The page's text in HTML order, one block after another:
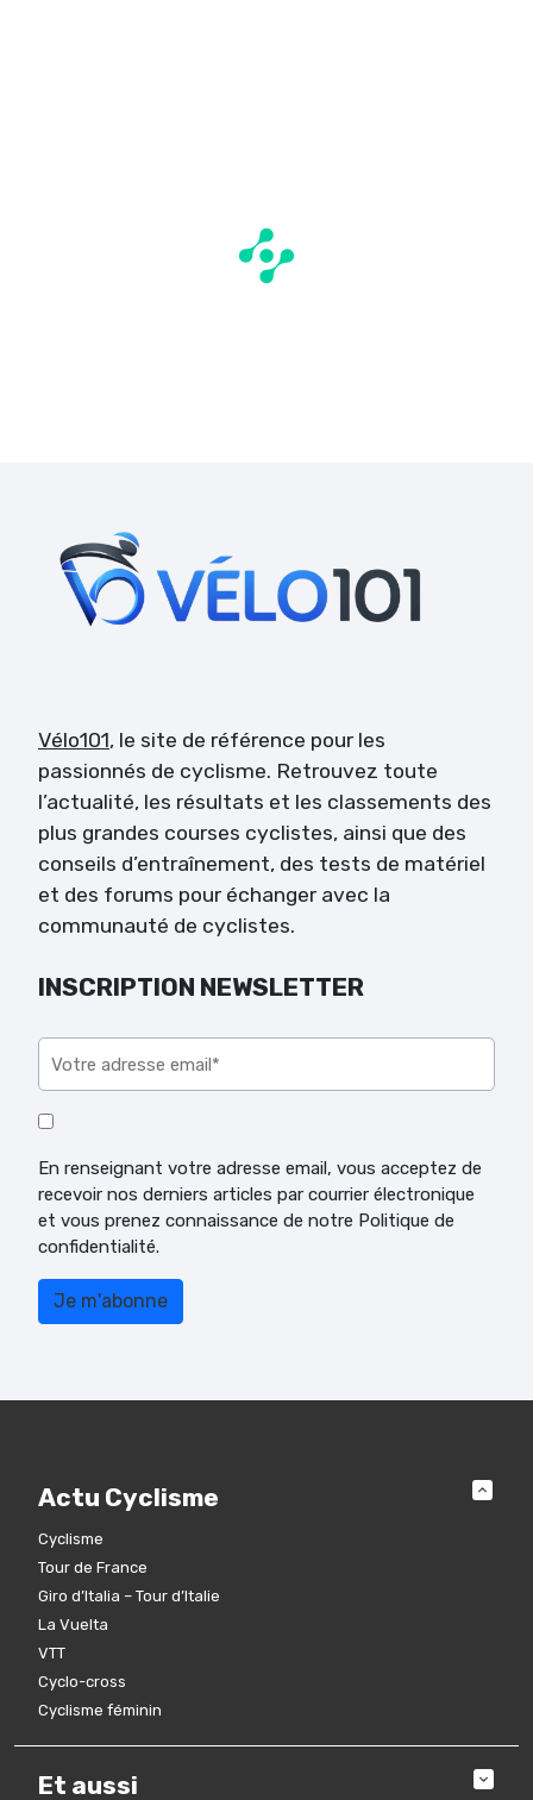
Vélo101, le site de référence pour les
passionnés de cyclisme. Retrouvez toute
l’actualité, les résultats et les classements des
plus grandes courses cyclistes, ainsi que des
conseils d’entraînement, des tests de matériel
et des forums pour échanger avec la
communauté de cyclistes.
INSCRIPTION NEWSLETTER
En renseignant votre adresse email, vous acceptez de
recevoir nos derniers articles par courrier électronique
et vous prenez connaissance de notre Politique de
confidentialité.
Actu Cyclisme
Cyclisme
Tour de France
Giro d’Italia – Tour d’Italie
La Vuelta
VTT
Cyclo-cross
Cyclisme féminin
Et aussi